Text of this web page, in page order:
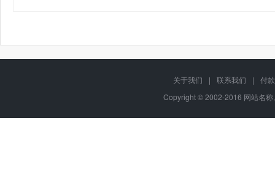
关于我们 | 联系我们 |
付
Copyright © 2002-2016 网站名